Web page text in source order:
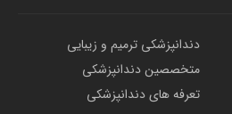
دندانپزشکی ترمیم و زیبایی
متخصصین دندانپزشکی
تعرفه های دندانپزشکی